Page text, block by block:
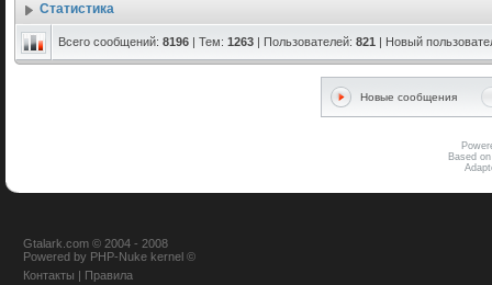
Статистика
Всего сообщений: 8196 | Тем: 1263 | Пользователей: 821 | Новый
Новые сообщения
Based
Gtalark.com © 2004 - 2008
Powered by PHP-Nuke kernel ©
Контакты | Правила